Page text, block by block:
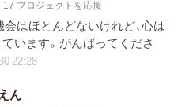
17 プロジェクトを応援
はほとんどないけれど、心は
います。がんばってくださ
22:28
ん